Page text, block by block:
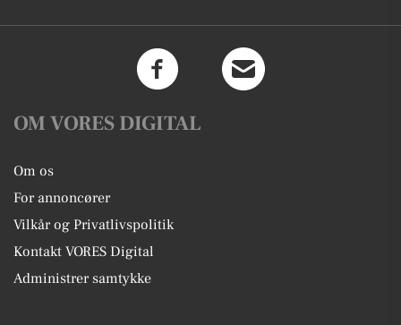
OM VORES DIGITAL
Om os
For annoncører
Vilkår og Privatlivspolitik
Kontakt VORES Digital
Administrer samtykke